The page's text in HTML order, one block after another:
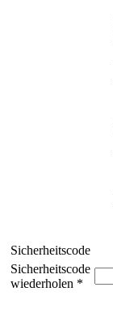
Sicherheitscode
Sicherheitscode
wiederholen *